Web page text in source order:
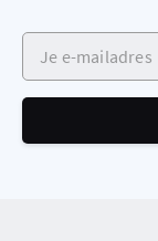
Je e-mailadres